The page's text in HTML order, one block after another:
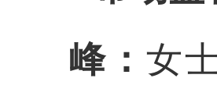
峰： 女